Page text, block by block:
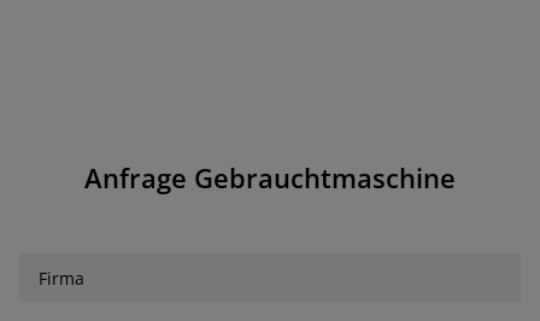
Anfrage Gebrauchtmaschine